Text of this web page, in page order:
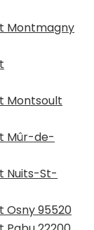
Montmagny
Montsoult
Mûr-de-
Nuits-St-
Osny 95520